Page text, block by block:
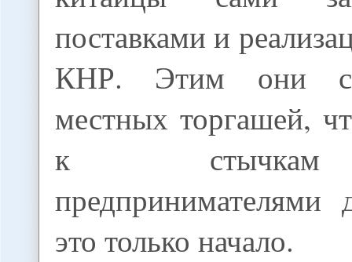
поставками и
КНР. Этим они
местных торгашей,
к
это только начало.